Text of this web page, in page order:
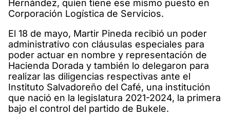
Hernández, quien tiene ese mismo puesto en
Corporación Logística de Servicios.
El 18 de mayo, Martir Pineda recibió un poder
administrativo con cláusulas especiales para
poder actuar en nombre y representación de
Hacienda Dorada y también lo delegaron para
realizar las diligencias respectivas ante el
Instituto Salvadoreño del Café, una institución
que nació en la legislatura 2021-2024, la primera
bajo el control del partido de Bukele.